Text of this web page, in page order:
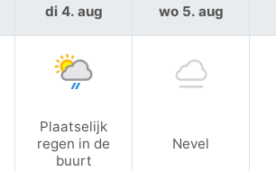
di 4. aug
Plaatselijk
regen in de
buurt
wo 5. aug
Nevel